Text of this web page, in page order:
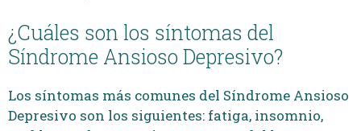
¿Cuáles son los síntomas del
Síndrome Ansioso Depresivo?
Los síntomas más comunes del Síndrome Ansioso
Depresivo son los siguientes: fatiga, insomnio,